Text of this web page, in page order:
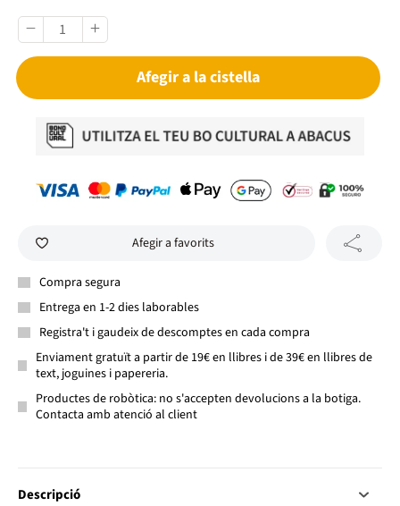
Afegir a la cistella
Afegir a favorits
Compra segura
Entrega en 1-2 dies laborables
Registra't i gaudeix de descomptes en cada compra
Enviament gratuït a partir de 19€ en llibres i de 39€ en llibres de
text, joguines i papereria.
Productes de robòtica: no s'accepten devolucions a la botiga.
Contacta amb atenció al client
Descripció